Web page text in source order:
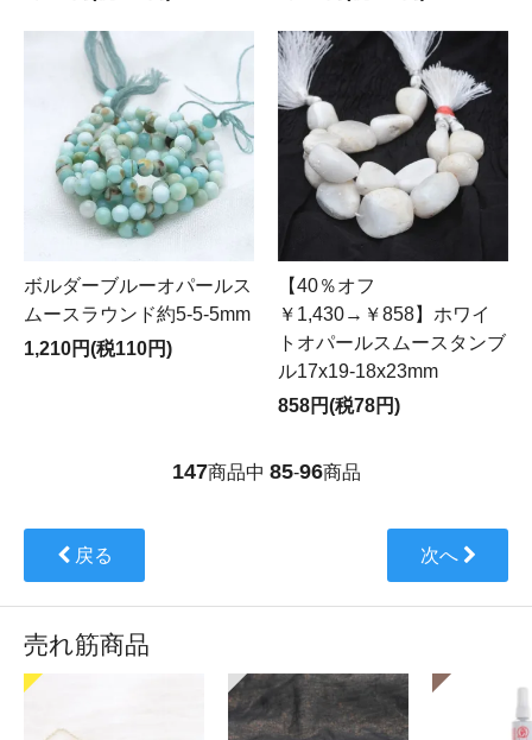
ボルダーブルーオパールス
ムースラウンド約5-5-5mm
1,210円(税110円)
【40％オフ
￥1,430→￥858】ホワイ
トオパールスムースタンブ
ル17x19-18x23mm
858円(税78円)
147商品中 85-96商品
戻る 次へ
売れ筋商品